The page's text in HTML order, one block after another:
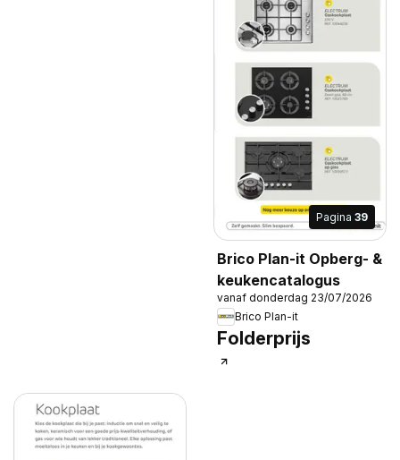
Pagina 39
Brico Plan-it Opberg- &
keukencatalogus
vanaf donderdag 23/07/2026
Brico Plan-it
Folderprijs